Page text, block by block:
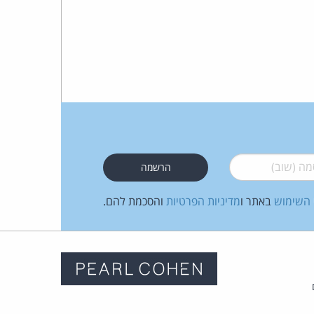
(שוב)*
השימוש באתר ומדיניות הפרטיות והסכמת להם.